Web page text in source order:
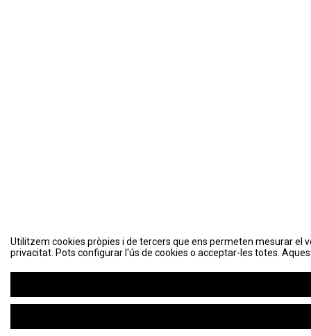
Utilitzem cookies pròpies i de tercers que ens permeten mesurar el
privacitat. Pots configurar l'ús de cookies o acceptar-les totes.
Utilitzem cookies pròpies i de tercers que ens permeten mesurar el
privacitat. Pots configurar l'ús de cookies o acceptar-les totes.